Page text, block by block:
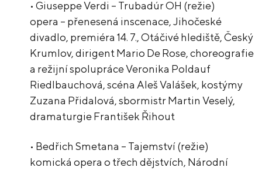
• Giuseppe Verdi – Trubadúr OH (režie)
opera – přenesená inscenace, Jihočeské
divadlo, premiéra 14. 7., Otáčivé hlediště, Český
Krumlov, dirigent Mario De Rose, choreografie
a režijní spolupráce Veronika Poldauf
Riedlbauchová, scéna Aleš Valášek, kostýmy
Zuzana Přidalová, sbormistr Martin Veselý,
dramaturgie František Řihout
• Bedřich Smetana – Tajemství (režie)
komická opera o třech dějstvích, Národní